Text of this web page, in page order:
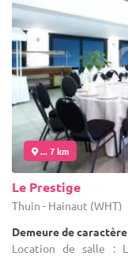
... 7 km
Le Prestige
Thuin - Hainaut (WHT)
Demeure de
Location de salle :